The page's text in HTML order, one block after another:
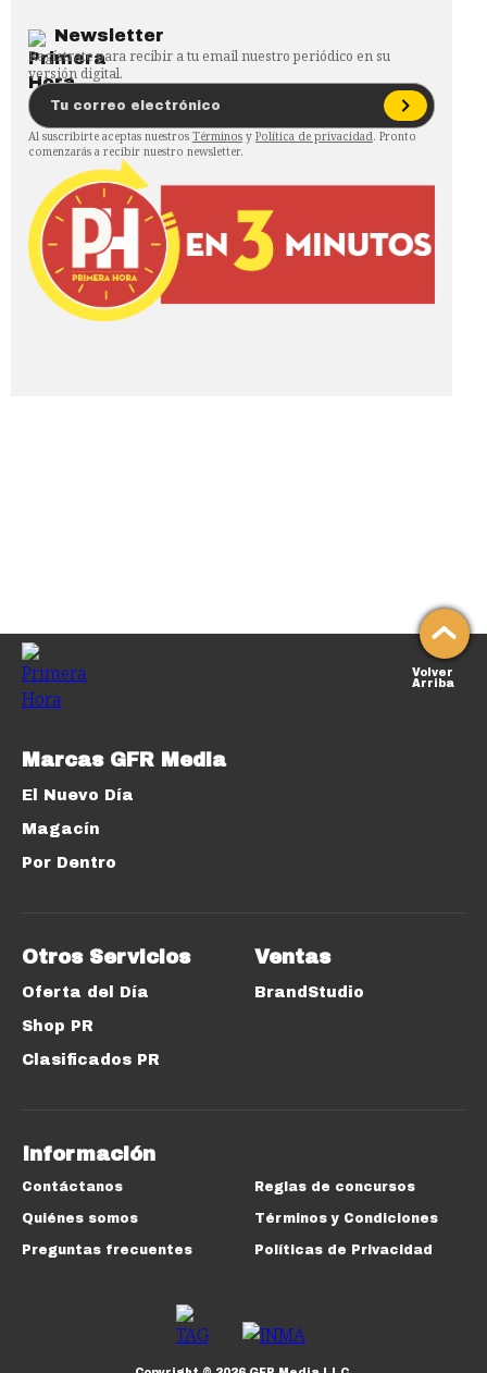
Newsletter
Regístrate para recibir a tu email nuestro periódico en su
versión digital.
Al suscribirte aceptas nuestros Términos y Política de privacidad. Pronto
comenzarás a recibir nuestro newsletter.
Volver
Arriba
Marcas GFR Media
El Nuevo Día
Magacín
Por Dentro
Otros Servicios
Oferta del Día
Shop PR
Clasificados PR
Ventas
BrandStudio
Información
Contáctanos
Quiénes somos
Preguntas frecuentes
Reglas de concursos
Términos y Condiciones
Políticas de Privacidad